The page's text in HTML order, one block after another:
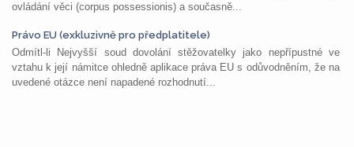
ovládání věci (corpus possessionis) a současně...
Právo EU (exkluzivně pro předplatitele)
Odmítl-li Nejvyšší soud dovolání stěžovatelky jako nepřípustné ve
vztahu k její námitce ohledně aplikace práva EU s odůvodněním, že na
uvedené otázce není napadené rozhodnutí...